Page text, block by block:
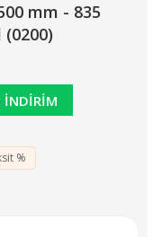
mm - 835
İNDİRİM
%